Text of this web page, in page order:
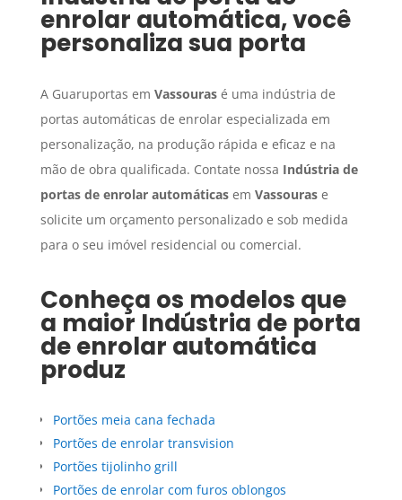
enrolar automática, você
personaliza sua porta
A Guaruportas em Vassourasé uma indústria de
portas automáticas de enrolar especializada em
personalização, na produção rápida e eficaz e na
mão de obra qualificada. Contate nossa Indústria de
portas de enrolar automáticasem Vassourase
solicite um orçamento personalizado e sob medida
para o seu imóvel residencial ou comercial.
Conheça os modelos que
a maior Indústria de porta
de enrolar automática
produz
Portões meia cana fechada
Portões de enrolar transvision
Portões tijolinho grill
Portões de enrolar com furos oblongos